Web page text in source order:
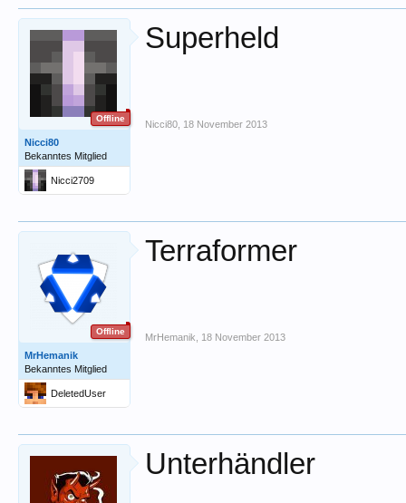
Offline
Nicci80
Bekanntes Mitglied
Nicci2709
Superheld
Nicci80 18 November 2013
Offline
MrHemanik
Bekanntes Mitglied
DeletedUser
Terraformer
MrHemanik 18 November 2013
Unterhändler